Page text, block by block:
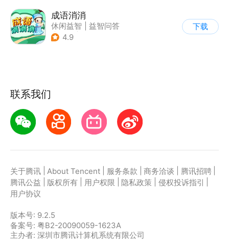
成语消消
休闲益智
益智问答
| 成语
4.9
下载
联系我们
关于腾讯 About Tencent 服务条款 商务洽谈 腾讯招聘
腾讯公益
版权所有 用户权限 隐私政策 侵权投诉指引
用户协议
版本号: 9.2.5
备案号: 粤B2-20090059-1623A
主办者: 深圳市腾讯计算机系统有限公司